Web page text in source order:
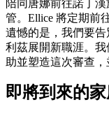
陪同唐娜前往諾丁
管。Ellice 將定期前
遺憾的是，我們要
利茲展開新職涯。
助並塑造這次審查，
即將到來的